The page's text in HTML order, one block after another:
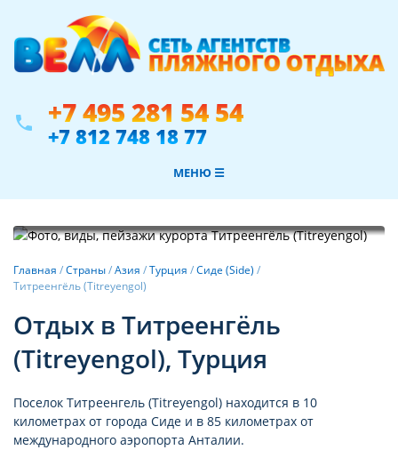
phone +7 495 281 54 54
+7 812 748 18 77
МЕНЮ ☰
Фотогалерея
Главная /Страны/Азия /Турция /Сиде (Side) /
Титреенгёль (Titreyengol)
Отдых в Титреенгёль
(Titreyengol), Турция
Поселок Титреенгель (Titreyengol) находится в 10
километрах от города Сиде и в 85 километрах от
международного аэропорта Анталии.